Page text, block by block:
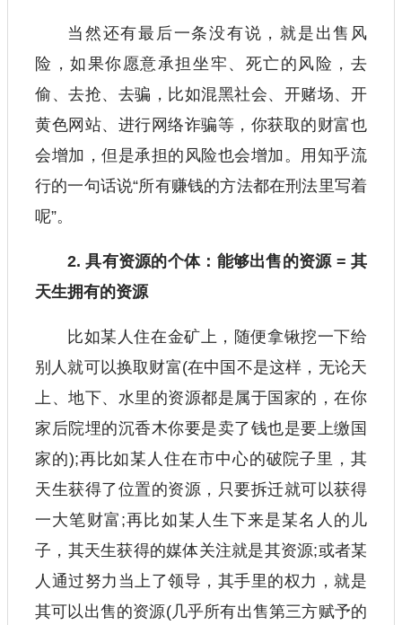
当然还有最后一条没有说，就是出售风
险，如果你愿意承担坐牢、死亡的风险，去
偷、去抢、去骗，比如混黑社会、开赌场、开
黄色网站、进行网络诈骗等，你获取的财富也
会增加，但是承担的风险也会增加。用知乎流
行的一句话说“所有赚钱的方法都在刑法里写着
呢”。
2. 具有资源的个体：能够出售的资源 = 其
天生拥有的资源
比如某人住在金矿上，随便拿锹挖一下给
别人就可以换取财富(在中国不是这样，无论天
上、地下、水里的资源都是属于国家的，在你
家后院埋的沉香木你要是卖了钱也是要上缴国
家的);再比如某人住在市中心的破院子里，其
天生获得了位置的资源，只要拆迁就可以获得
一大笔财富;再比如某人生下来是某名人的儿
子，其天生获得的媒体关注就是其资源;或者某
人通过努力当上了领导，其手里的权力，就是
其可以出售的资源(几乎所有出售第三方赋予的